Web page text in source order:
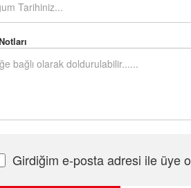
Girdiğim e-posta adresi ile üye